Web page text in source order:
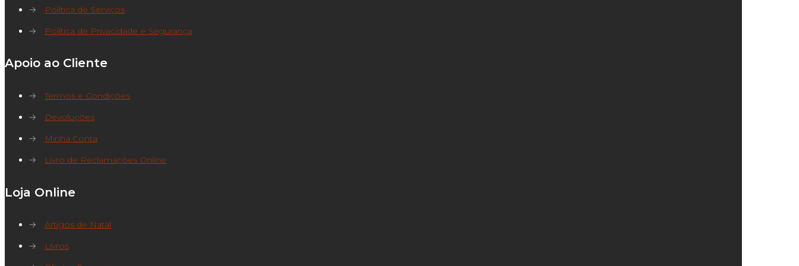
→
Política de Serviços
→
Política de Privacidade e Segurança
Apoio ao Cliente
→
Termos e Condições
→
Devoluções
→
Minha Conta
→
Livro de Reclamações Online
Loja Online
→
Artigos de Natal
→
Livros